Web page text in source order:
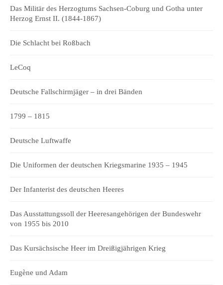
Das Militär des Herzogtums Sachsen-Coburg und Gotha unter
Herzog Ernst II. (1844-1867)
Die Schlacht bei Roßbach
LeCoq
Deutsche Fallschirmjäger – in drei Bänden
1799 – 1815
Deutsche Luftwaffe
Die Uniformen der deutschen Kriegsmarine 1935 – 1945
Der Infanterist des deutschen Heeres
Das Ausstattungssoll der Heeresangehörigen der Bundeswehr
von 1955 bis 2010
Das Kursächsische Heer im Dreißigjährigen Krieg
Eugène und Adam